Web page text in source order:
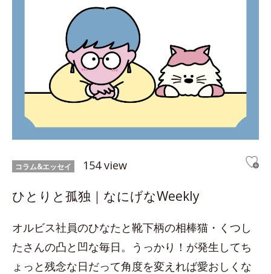
コラム&エッセイ 154 view
ひとりと孤独｜なにげなWeekly
オルビス社員のひなたと靴下柄の相棒猫・くつし
たさんの凸と凹な毎日。うっかり！が発生してち
ょっと残念な日だって角度を変えれば愛おしくな